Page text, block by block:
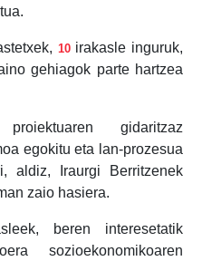
10 irakasle inguruk,
gehiagok parte hartzea
gidaritzaz
egokitu eta lan-prozesua
aldiz, Iraurgi Berritzenek
zaio hasiera.
beren interesetatik
sozioekonomikoaren